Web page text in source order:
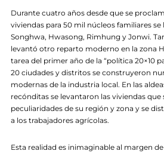
Durante cuatro años desde que se
viviendas para 50 mil núcleos familiares
Songhwa, Hwasong, Rimhung y Jonwi.
levantó otro reparto moderno en la zona
tarea del primer año de la “política 20×10
20 ciudades y distritos se construyeron
modernas de la industria local. En las
recónditas se levantaron las viviendas que
peculiaridades de su región y zona y se
a los trabajadores agrícolas.
Esta realidad es inimaginable al margen